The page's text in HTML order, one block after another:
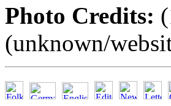
Photo Credits:
(unknown/